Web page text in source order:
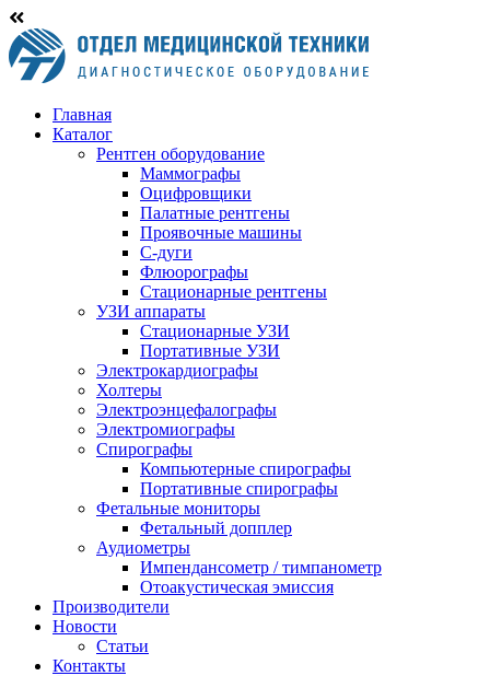
Главная
Каталог
Рентген оборудование
Маммографы
Оцифровщики
Палатные рентгены
Проявочные машины
С-дуги
Флюорографы
Стационарные рентгены
УЗИ аппараты
Стационарные УЗИ
Портативные УЗИ
Электрокардиографы
Холтеры
Электроэнцефалографы
Электромиографы
Спирографы
Компьютерные спирографы
Портативные спирографы
Фетальные мониторы
Фетальный допплер
Аудиометры
Импендансометр / тимпанометр
Отоакустическая эмиссия
Производители
Новости
Статьи
Контакты